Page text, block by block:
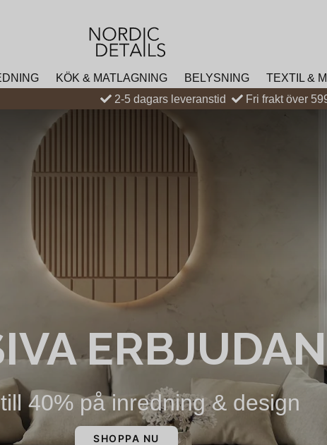
KÖK & MATLAGNING BELYSNING TEXTIL &
2-5 dagars leveranstid Fri frakt över
40% på inredning & design
SHOPPA NU